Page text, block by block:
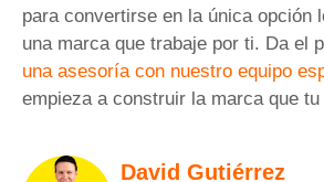
para convertirse en la única opción
una marca que trabaje por ti. Da el
una asesoría con nuestro equipo
empieza a construir la marca que
David Gutiérrez